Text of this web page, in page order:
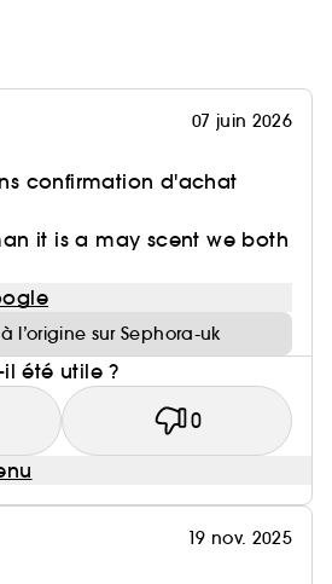
07 juin 2026
confirmation d'achat
it is a may scent we both
l’origine sur Sephora-uk
été utile ?
0
19 nov. 2025